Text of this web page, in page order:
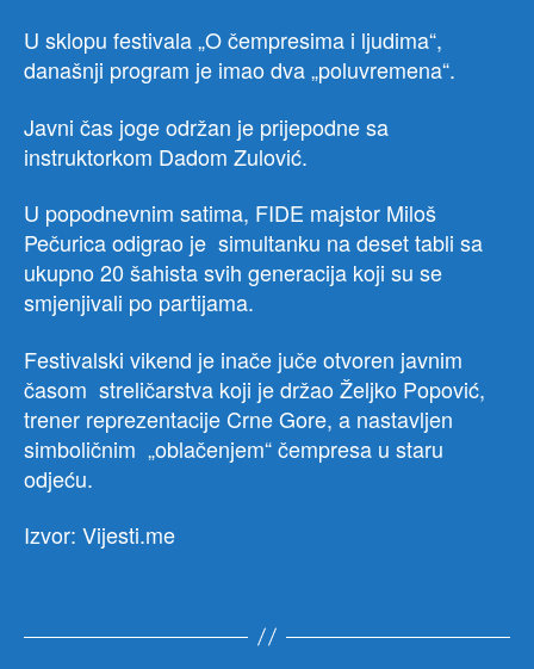
U sklopu festivala „O čempresima i ljudima“,
današnji program je imao dva „poluvremena“.
Javni čas joge održan je prijepodne sa
instruktorkom Dadom Zulović.
U popodnevnim satima, FIDE majstor Miloš
Pečurica odigrao je simultanku na deset tabli sa
ukupno 20 šahista svih generacija koji su se
smjenjivali po partijama.
Festivalski vikend je inače juče otvoren javnim
časom streličarstva koji je držao Željko Popović,
trener reprezentacije Crne Gore, a nastavljen
simboličnim „oblačenjem“ čempresa u staru
odjeću.
Izvor: Vijesti.me